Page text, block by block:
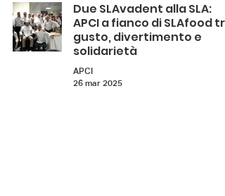
Due SLAvadent alla SLA:
APCI a fianco di SLAfood tra
gusto, divertimento e
solidarietà
APCI
26 mar 2025